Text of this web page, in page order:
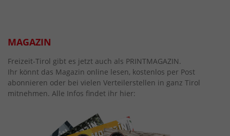
MAGAZIN
Freizeit-Tirol gibt es jetzt auch als PRINTMAGAZIN.
Ihr könnt das Magazin online lesen, kostenlos per Post
abonnieren oder bei vielen Verteilerstellen in ganz Tirol
mitnehmen. Alle Infos findet ihr hier: